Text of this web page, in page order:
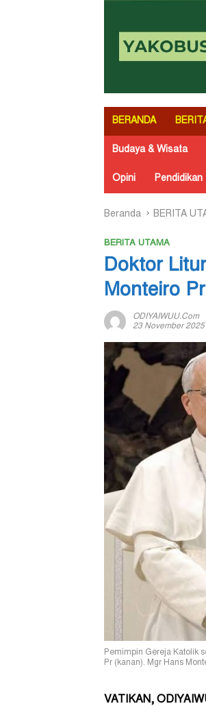
BERANDA
Budaya & Wisata
Opini Pendidikan
Beranda BERITA
BERITA UTAMA
Doktor
Monteiro
ODIYAIWUU.com
23 November 2025
Pemimpin Gereja Katolik
Pr (kanan). Mgr Hans
VATIKAN,